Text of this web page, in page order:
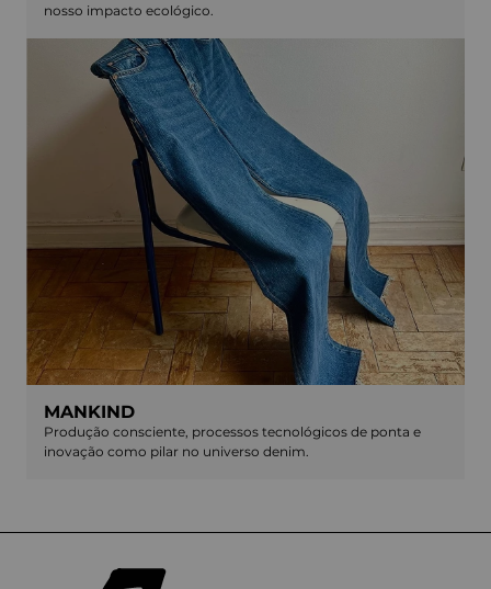
nosso impacto ecológico.
MANKIND
Produção consciente, processos tecnológicos de ponta e
inovação como pilar no universo denim.